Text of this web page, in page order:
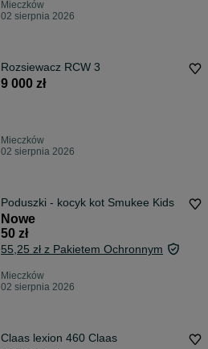
Mieczków
02 sierpnia 2026
Rozsiewacz RCW 3
9 000 zł
Mieczków
02 sierpnia 2026
Poduszki - kocyk kot Smukee Kids
Nowe
50 zł
55,25 zł z Pakietem Ochronnym
Mieczków
02 sierpnia 2026
Claas lexion 460 Claas